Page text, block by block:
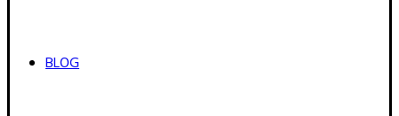
BLOG